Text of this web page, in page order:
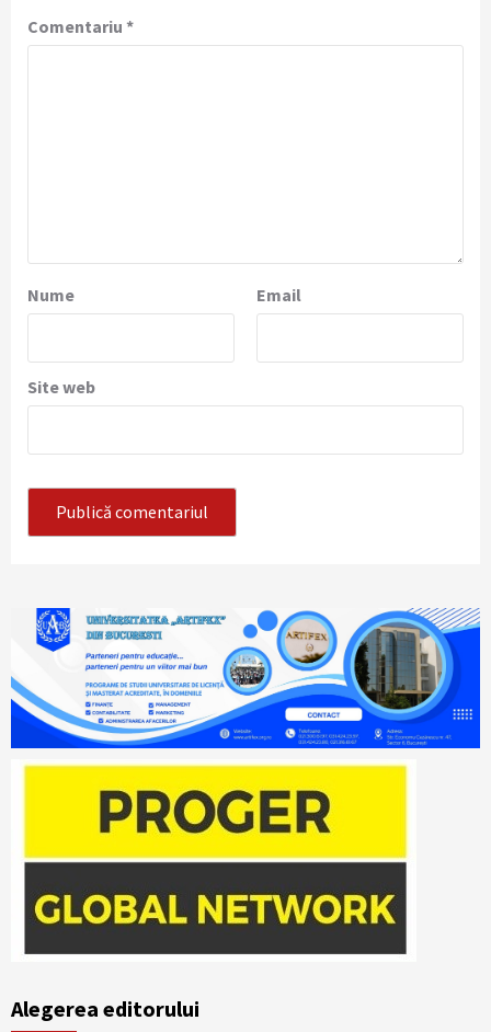
Comentariu *
Nume Email
Site web
Alegerea editorului